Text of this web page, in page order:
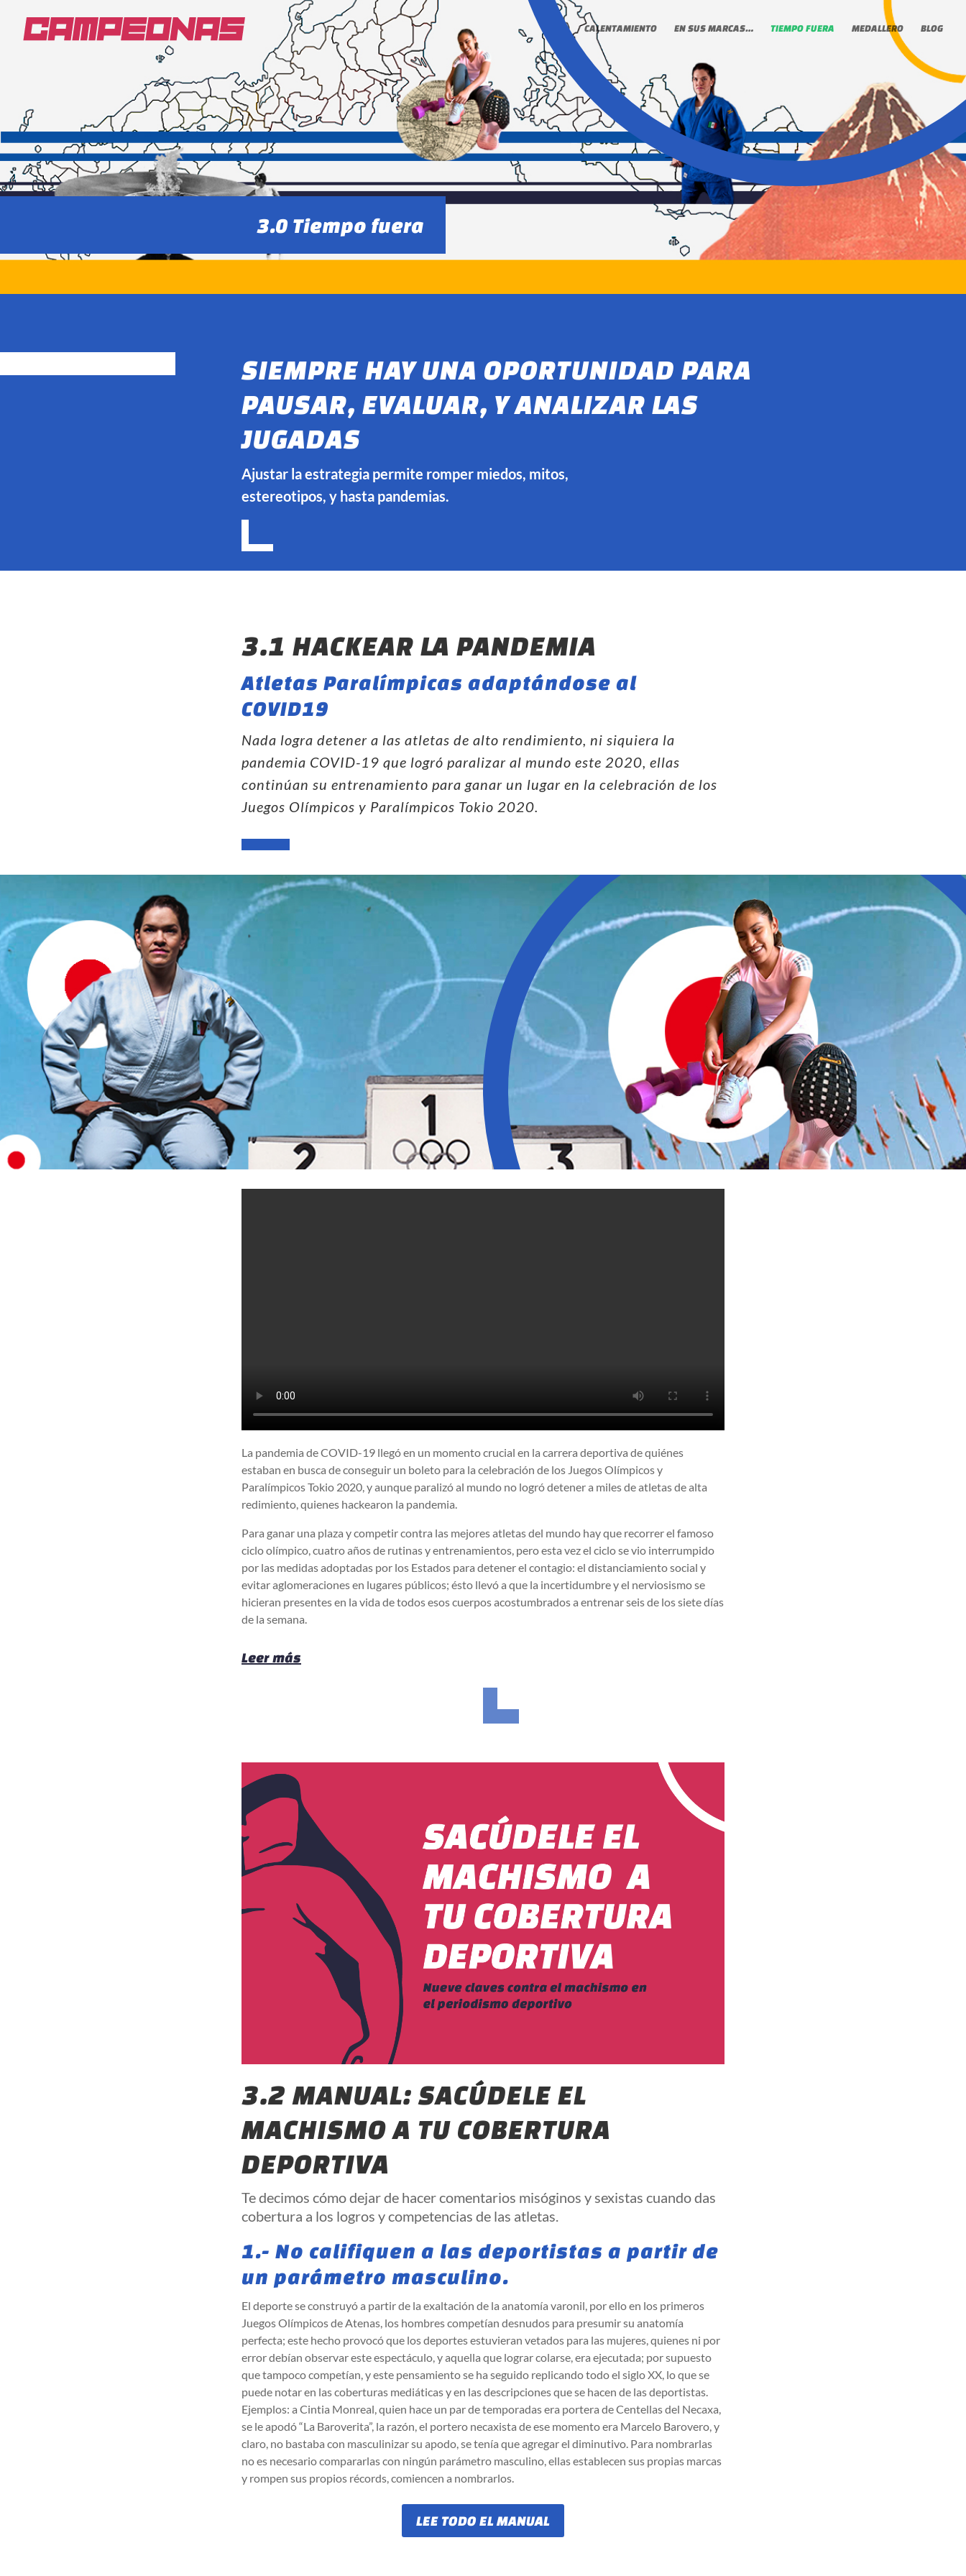
CALENTAMIENTO EN SUS MARCAS… TIEMPO FUERA MEDALLERO BLOG
3.0 Tiempo fuera
SIEMPRE HAY UNA OPORTUNIDAD PARA
PAUSAR, EVALUAR, Y ANALIZAR LAS
JUGADAS
Ajustar la estrategia permite romper miedos, mitos,
estereotipos, y hasta pandemias.
3.1 HACKEAR LA PANDEMIA
Atletas Paralímpicas adaptándose al
COVID19
Nada logra detener a las atletas de alto rendimiento, ni siquiera la
pandemia COVID-19 que logró paralizar al mundo este 2020, ellas
continúan su entrenamiento para ganar un lugar en la celebración de los
Juegos Olímpicos y Paralímpicos Tokio 2020.
La pandemia de COVID-19 llegó en un momento crucial en la carrera deportiva de quiénes
estaban en busca de conseguir un boleto para la celebración de los Juegos Olímpicos y
Paralímpicos Tokio 2020, y aunque paralizó al mundo no logró detener a miles de atletas de alta
redimiento, quienes hackearon la pandemia.
Para ganar una plaza y competir contra las mejores atletas del mundo hay que recorrer el famoso
ciclo olímpico, cuatro años de rutinas y entrenamientos, pero esta vez el ciclo se vio interrumpido
por las medidas adoptadas por los Estados para detener el contagio: el distanciamiento social y
evitar aglomeraciones en lugares públicos; ésto llevó a que la incertidumbre y el nerviosismo se
hicieran presentes en la vida de todos esos cuerpos acostumbrados a entrenar seis de los siete días
de la semana.
Leer más
3.2 MANUAL: SACÚDELE EL
MACHISMO A TU COBERTURA
DEPORTIVA
Te decimos cómo dejar de hacer comentarios misóginos y sexistas cuando das
cobertura a los logros y competencias de las atletas.
1.- No califiquen a las deportistas a partir de
un parámetro masculino.
El deporte se construyó a partir de la exaltación de la anatomía varonil, por ello en los primeros
Juegos Olímpicos de Atenas, los hombres competían desnudos para presumir su anatomía
perfecta; este hecho provocó que los deportes estuvieran vetados para las mujeres, quienes ni por
error debían observar este espectáculo, y aquella que lograr colarse, era ejecutada; por supuesto
que tampoco competían, y este pensamiento se ha seguido replicando todo el siglo XX, lo que se
puede notar en las coberturas mediáticas y en las descripciones que se hacen de las deportistas.
Ejemplos: a Cintia Monreal, quien hace un par de temporadas era portera de Centellas del Necaxa,
se le apodó “La Baroverita”, la razón, el portero necaxista de ese momento era Marcelo Barovero, y
claro, no bastaba con masculinizar su apodo, se tenía que agregar el diminutivo. Para nombrarlas
no es necesario compararlas con ningún parámetro masculino, ellas establecen sus propias marcas
y rompen sus propios récords, comiencen a nombrarlos.
LEE TODO EL MANUAL